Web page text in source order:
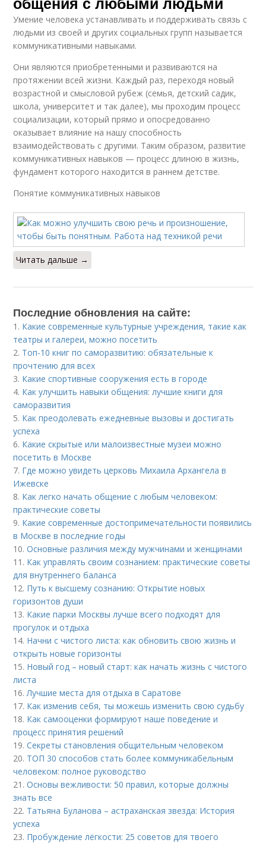
Умение человека устанавливать и поддерживать связь с
людьми из своей и других социальных групп называется
коммуникативными навыками.
Они являются приобретенными и развиваются на
протяжении всей жизни. Каждый раз, переходя новый
возрастной и смысловой рубеж (семья, детский садик,
школа, университет и так далее), мы проходим процесс
социализации, который прямо и опосредованно
оказывает влияние на нашу способность
взаимодействовать с другими. Таким образом, развитие
коммуникативных навыков — процесс длиною в жизнь,
фундамент которого находится в раннем детстве.
Понятие коммуникативных навыков
Читать дальше →
Последние обновления на сайте:
1. Какие современные культурные учреждения, такие как
театры и галереи, можно посетить
2. Топ-10 книг по саморазвитию: обязательные к
прочтению для всех
3. Какие спортивные сооружения есть в городе
4. Как улучшить навыки общения: лучшие книги для
саморазвития
5. Как преодолевать ежедневные вызовы и достигать
успеха
6. Какие скрытые или малоизвестные музеи можно
посетить в Москве
7. Где можно увидеть церковь Михаила Архангела в
Ижевске
8. Как легко начать общение с любым человеком:
практические советы
9. Какие современные достопримечательности появились
в Москве в последние годы
10.Основные различия между мужчинами и женщинами
11. Как управлять своим сознанием: практические советы
для внутреннего баланса
12. Путь к высшему сознанию: Открытие новых
горизонтов души
13. Какие парки Москвы лучше всего подходят для
прогулок и отдыха
14. Начни с чистого листа: как обновить свою жизнь и
открыть новые горизонты
15. Новый год – новый старт: как начать жизнь с чистого
листа
16. Лучшие места для отдыха в Саратове
17. Как изменив себя, ты можешь изменить свою судьбу
18. Как самооценки формируют наше поведение и
процесс принятия решений
19.Секреты становления общительным человеком
20. ТОП 30 способов стать более коммуникабельным
человеком: полное руководство
21.Основы вежливости: 50 правил, которые должны
знать все
22. Татьяна Буланова – астраханская звезда: История
успеха
23. Пробуждение лёгкости: 25 советов для твоего